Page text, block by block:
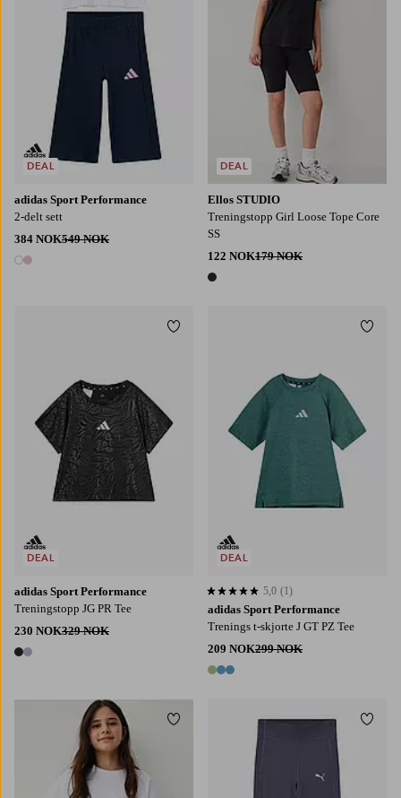
adidas Sport Performance
2-delt sett
384 NOK549 NOK
2 farger
DEAL
Ellos STUDIO
Treningstopp Girl Loose Tope Core
SS
122 NOK179 NOK
1 farge
DEAL
adidas Sport Performance
Treningstopp JG PR Tee
230 NOK329 NOK
2 farger
DEAL
Legg til favoritter
adidas Sport Performance
Trenings t-skjorte J GT PZ Tee
209 NOK299 NOK
3 farger
5,0 basert på 1 karaktergivninger
5,0 (1)
DEAL
Legg til favoritter
134/140 146/152 158/164